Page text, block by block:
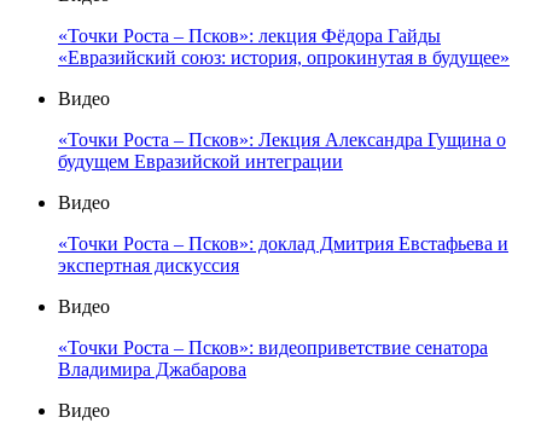
«Точки Роста – Псков»: лекция Фёдора Гайды
«Евразийский союз: история, опрокинутая в будущее»
Видео
«Точки Роста – Псков»: Лекция Александра Гущина о
будущем Евразийской интеграции
Видео
«Точки Роста – Псков»: доклад Дмитрия Евстафьева и
экспертная дискуссия
Видео
«Точки Роста – Псков»: видеоприветствие сенатора
Владимира Джабарова
Видео